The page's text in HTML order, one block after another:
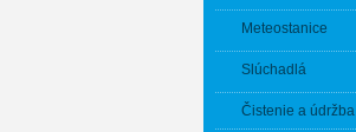
Meteostanice
Slúchadlá
Čistenie a údržba